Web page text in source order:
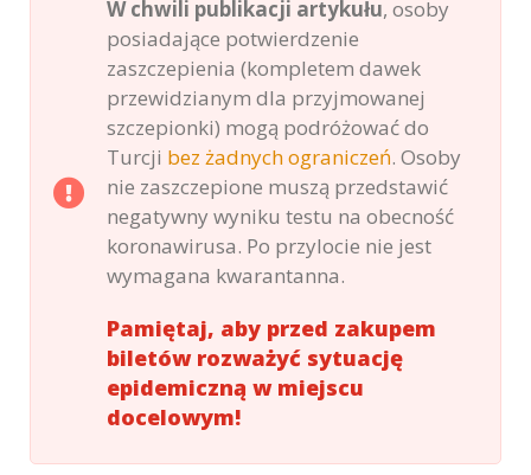
W chwili publikacji artykułu, osoby
posiadające potwierdzenie
zaszczepienia (kompletem dawek
przewidzianym dla przyjmowanej
szczepionki) mogą podróżować do
Turcji bez żadnych ograniczeń. Osoby
nie zaszczepione muszą przedstawić
negatywny wyniku testu na obecność
koronawirusa. Po przylocie nie jest
wymagana kwarantanna.
Pamiętaj, aby przed zakupem
biletów rozważyć sytuację
epidemiczną w miejscu
docelowym!